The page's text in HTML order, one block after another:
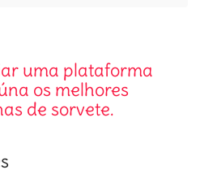
uma plataforma
os melhores
de sorvete.